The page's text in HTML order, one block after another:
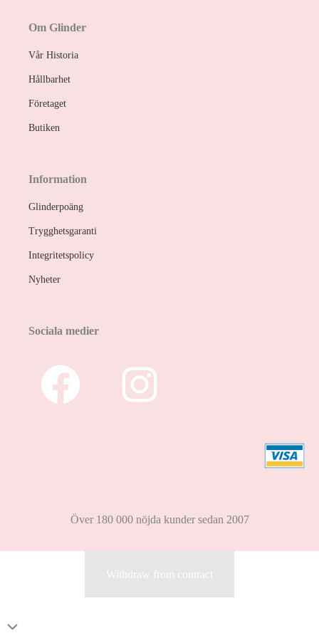
Om Glinder
Vår Historia
Hållbarhet
Företaget
Butiken
Information
Glinderpoäng
Trygghetsgaranti
Integritetspolicy
Nyheter
Sociala medier
Över 180 000 nöjda kunder sedan 2007
Withdraw from contract